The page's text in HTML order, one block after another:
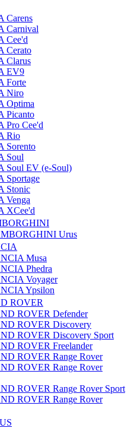
Carens
Carnival
Cee'd
Cerato
Clarus
EV9
Forte
Niro
Optima
Picanto
Pro Cee'd
Rio
Sorento
Soul
Soul EV (e-Soul)
Sportage
Stonic
Venga
XCee'd
Urus
Musa
Phedra
Voyager
Ypsilon
ROVER
ROVER Defender
ROVER Discovery
ROVER Discovery Sport
ROVER Freelander
ROVER Range Rover
ROVER Range Rover
ROVER Range Rover Sport
ROVER Range Rover